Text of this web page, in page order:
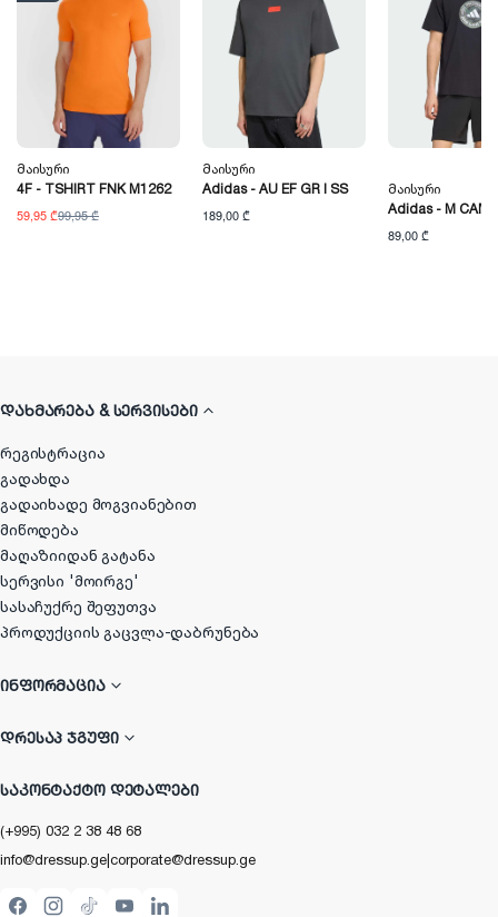
Მაისური
4F - TSHIRT FNK M1262
59,95 ₾99,95 ₾
Მაისური
Adidas - AU EF GR I SS
189,00 ₾
Მაისური
Adidas - M
89,00 ₾
ᲓᲐᲮᲛᲐᲠᲔᲑᲐ & ᲡᲔᲠᲕᲘᲡᲔᲑᲘ
რეგისტრაცია
გადახდა
გადაიხადე მოგვიანებით
მიწოდება
მაღაზიიდან გატანა
სერვისი 'მოირგე'
სასაჩუქრე შეფუთვა
პროდუქციის გაცვლა-დაბრუნება
ᲘᲜᲤᲝᲠᲛᲐᲪᲘᲐ
ᲓᲠᲔᲡᲐᲞ ᲯᲒᲣᲤᲘ
ᲡᲐᲙᲝᲜᲢᲐᲥᲢᲝ ᲓᲔᲢᲐᲚᲔᲑᲘ
(+995) 032 2 38 48 68
info@dressup.ge|corporate@dressup.ge